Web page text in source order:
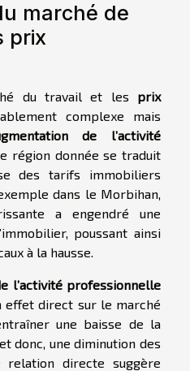
marché de
prix
du travail et les prix
complexe mais
de l’activité
région donnée se traduit
des tarifs immobiliers
dans le Morbihan,
a engendré une
poussant ainsi
à la hausse.
l’activité professionnelle
effet direct sur le marché
une baisse de la
donc, une diminution des
relation directe suggère